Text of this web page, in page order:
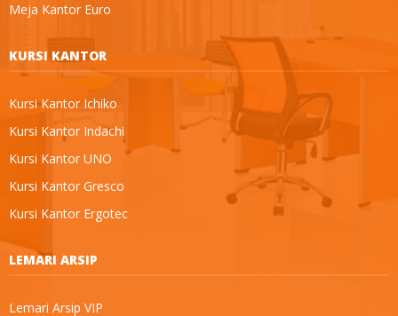
Meja Kantor Euro
KURSI KANTOR
Kursi Kantor Ichiko
Kursi Kantor Indachi
Kursi Kantor UNO
Kursi Kantor Gresco
Kursi Kantor Ergotec
LEMARI ARSIP
Lemari Arsip VIP